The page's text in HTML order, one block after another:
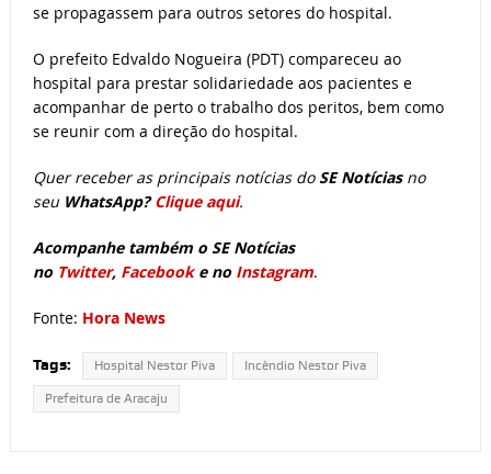
se propagassem para outros setores do hospital.
O prefeito Edvaldo Nogueira (PDT) compareceu ao
hospital para prestar solidariedade aos pacientes e
acompanhar de perto o trabalho dos peritos, bem como
se reunir com a direção do hospital.
Quer receber as principais notícias do SE Notíciasno
seu WhatsApp? Clique aqui.
Acompanhe também o SE Notícias
no Twitter, Facebooke no Instagram.
Fonte: Hora News
Tags: Hospital Nestor Piva Incêndio Nestor Piva
Prefeitura de Aracaju